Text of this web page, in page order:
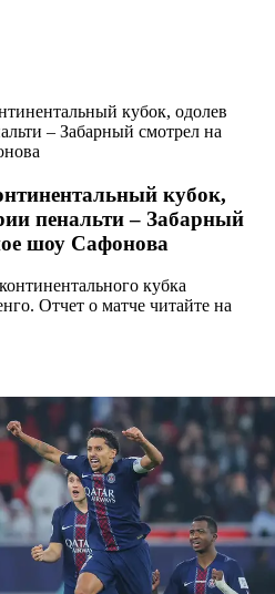
кубок, одолев
– Забарный смотрел на
кубок,
пенальти – Забарный
шоу Сафонова
кубка
Отчет о матче читайте на